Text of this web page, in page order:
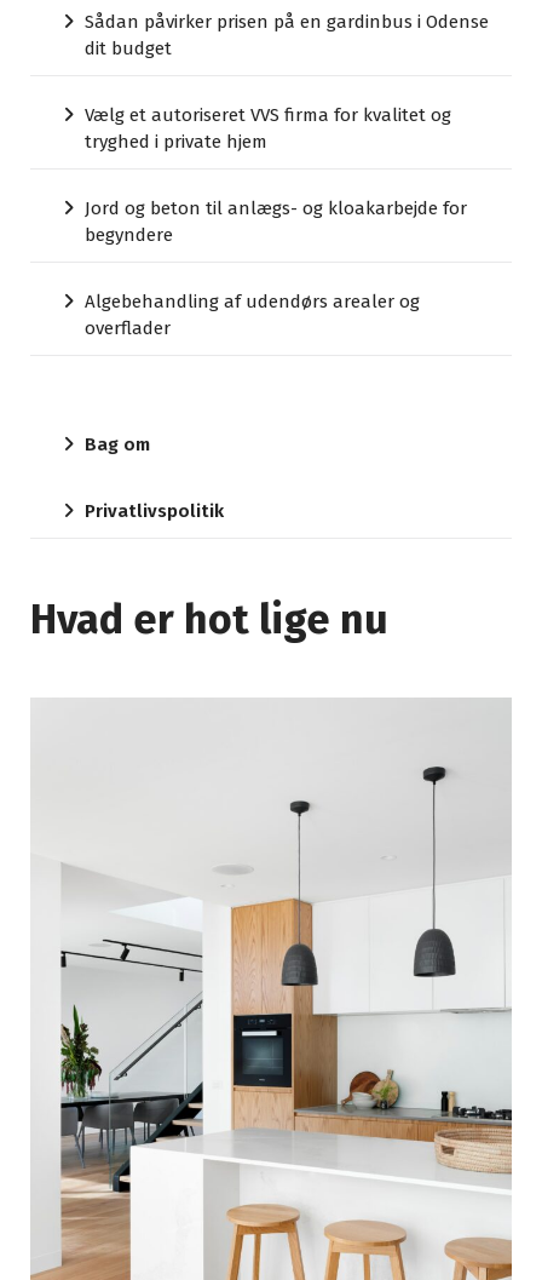
Sådan påvirker prisen på en gardinbus i Odense
dit budget
Vælg et autoriseret VVS firma for kvalitet og
tryghed i private hjem
Jord og beton til anlægs- og kloakarbejde for
begyndere
Algebehandling af udendørs arealer og
overflader
Bag om
Privatlivspolitik
Hvad er hot lige nu